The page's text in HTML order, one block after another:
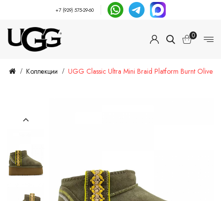
+7 (929) 575-29-60
0
Коллекции UGG Classic Ultra Mini Braid Platform Burnt Olive